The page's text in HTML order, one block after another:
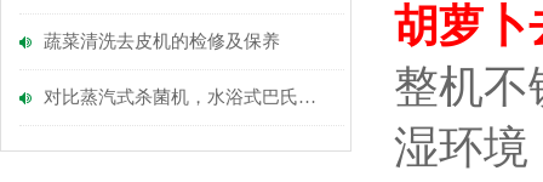
蔬菜清洗去皮机的检修及保养
对比蒸汽式杀菌机，水浴式巴氏杀菌机的核心优势在哪里？
胡萝卜
整机不
湿环境